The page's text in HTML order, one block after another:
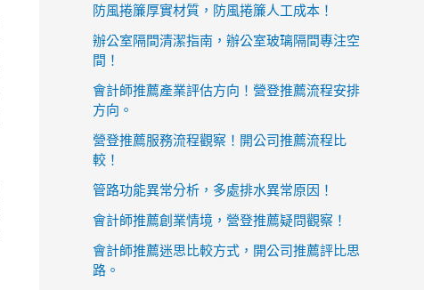
防風捲簾厚實材質，防風捲簾人工成本！
辦公室隔間清潔指南，辦公室玻璃隔間專注空
間！
會計師推薦產業評估方向！營登推薦流程安排
方向。
營登推薦服務流程觀察！開公司推薦流程比
較！
管路功能異常分析，多處排水異常原因！
會計師推薦創業情境，營登推薦疑問觀察！
會計師推薦迷思比較方式，開公司推薦評比思
路。